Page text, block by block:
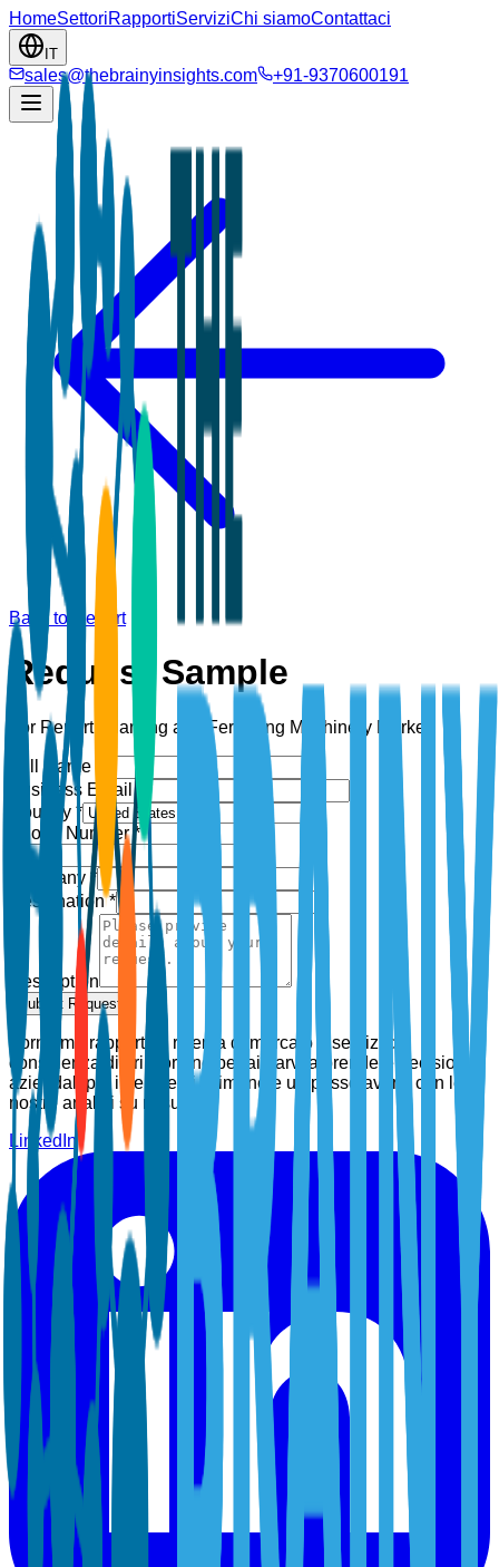
HomeSettoriRapportiServiziChi siamoContattaci
IT
sales@thebrainyinsights.com +91-9370600191
Back to Report
Request Sample
For Report: Planting and Fertilizing Machinery Market
Full Name *
Business Email *
Country *
Phone Number *
Company *
Designation *
Description
Submit Request
Forniamo rapporti di ricerca di mercato e servizi di
consulenza di prim'ordine per aiutarvi a prendere decisioni
aziendali più intelligenti. Rimanete un passo avanti con le
nostre analisi su misura.
LinkedIn